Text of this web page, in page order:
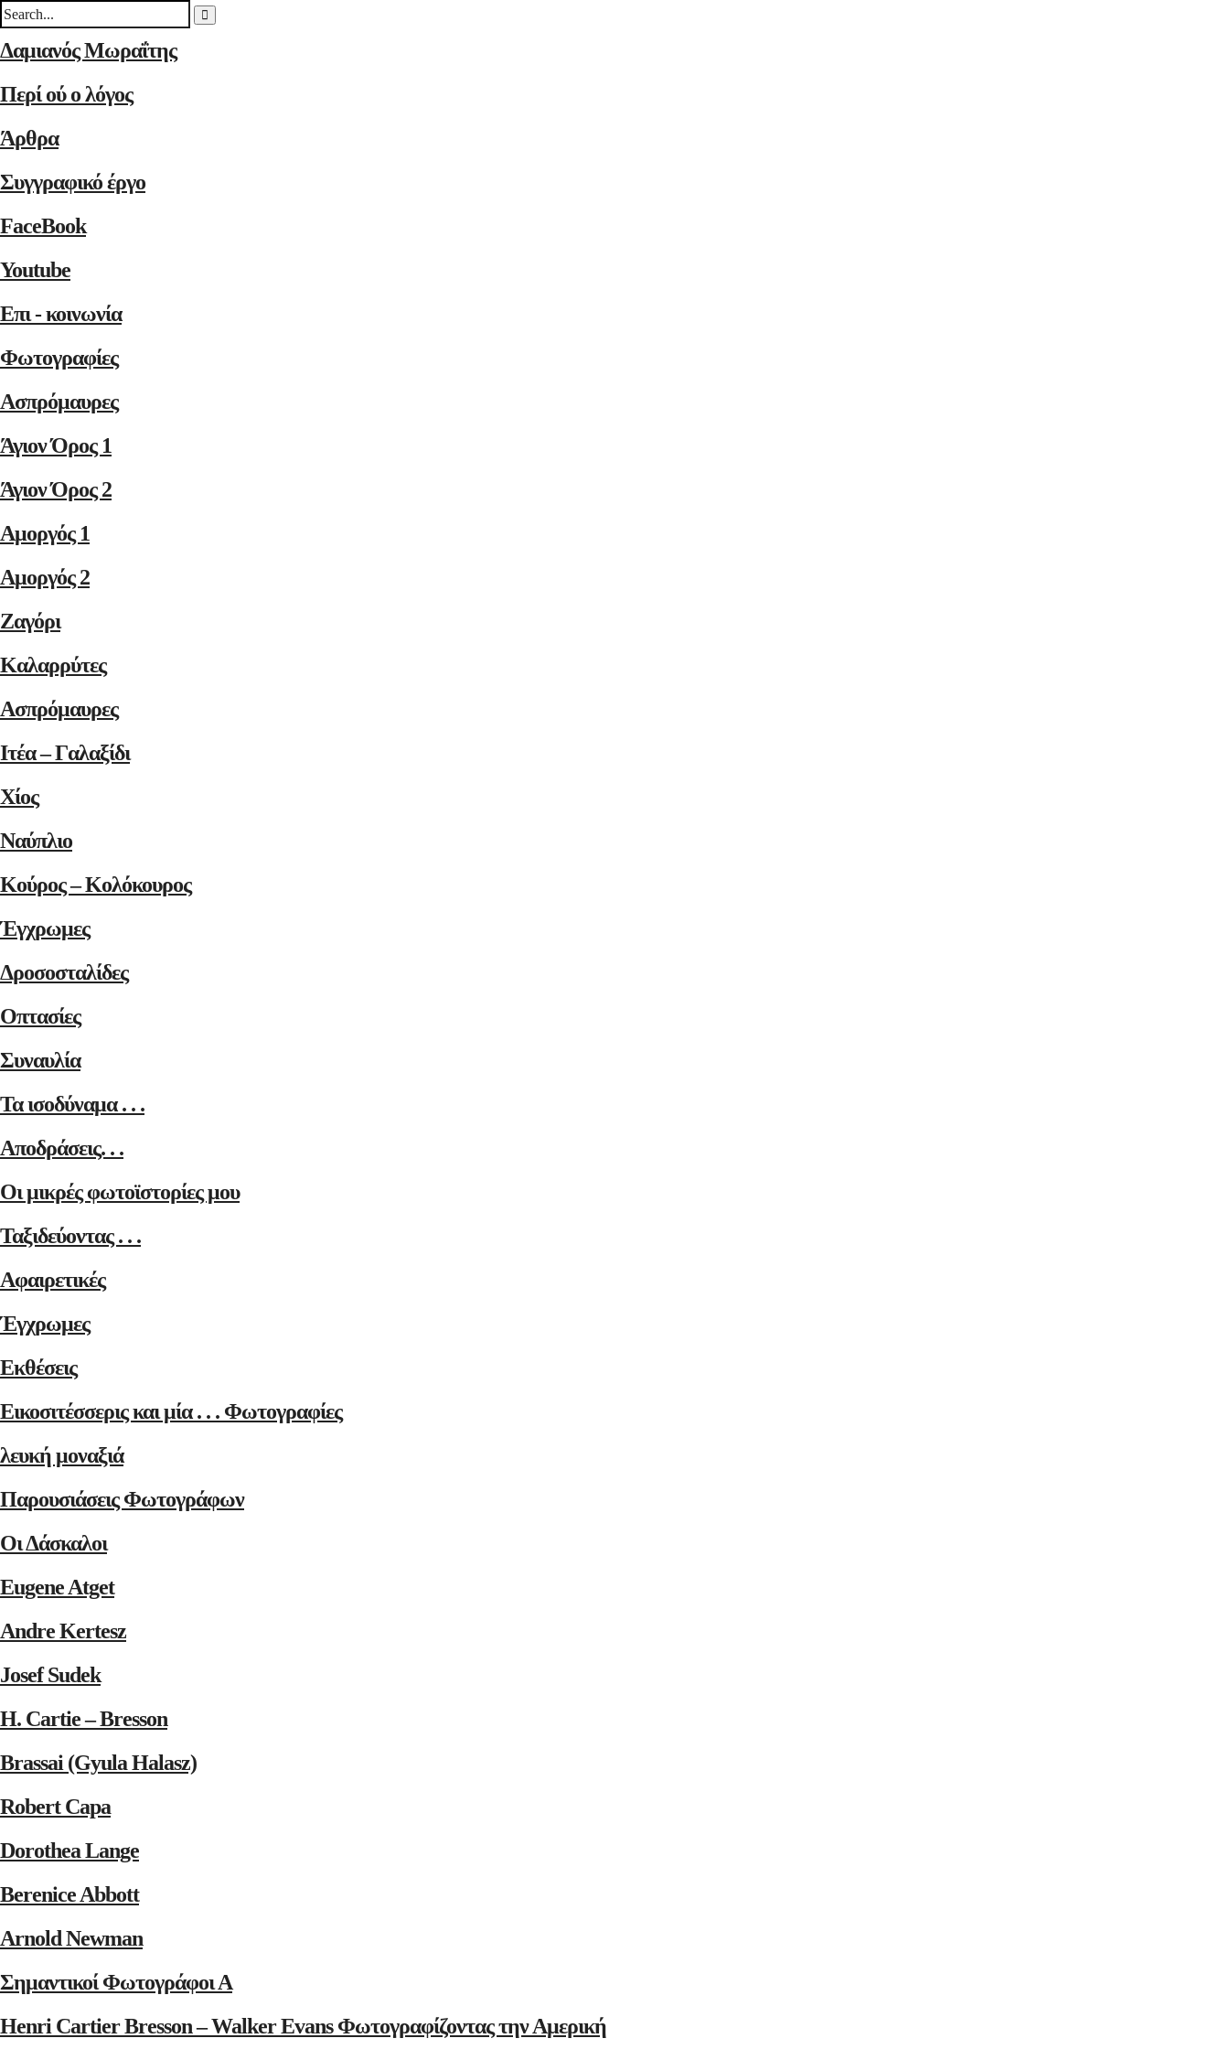
Δαμιανός Μωραΐτης
Περί ού ο λόγος
Άρθρα
Συγγραφικό έργο
FaceBook
Youtube
Επι - κοινωνία
Φωτογραφίες
Ασπρόμαυρες
Άγιον Όρος 1
Άγιον Όρος 2
Αμοργός 1
Αμοργός 2
Ζαγόρι
Καλαρρύτες
Ασπρόμαυρες
Ιτέα – Γαλαξίδι
Χίος
Ναύπλιο
Κούρος – Κολόκουρος
Έγχρωμες
Δροσοσταλίδες
Οπτασίες
Συναυλία
Τα ισοδύναμα . . .
Αποδράσεις. . .
Οι μικρές φωτοϊστορίες μου
Ταξιδεύοντας . . .
Αφαιρετικές
Έγχρωμες
Εκθέσεις
Εικοσιτέσσερις και μία . . . Φωτογραφίες
λευκή μοναξιά
Παρουσιάσεις Φωτογράφων
Οι Δάσκαλοι
Eugene Atget
Andre Kertesz
Josef Sudek
H. Cartie – Bresson
Brassai (Gyula Halasz)
Robert Capa
Dorothea Lange
Berenice Abbott
Arnold Newman
Σημαντικοί Φωτογράφοι Α
Henri Cartier Bresson – Walker Evans Φωτογραφίζοντας την Αμερική